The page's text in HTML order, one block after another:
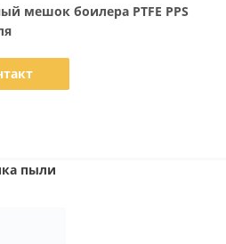
мешок боилера PTFE PPS
пыли